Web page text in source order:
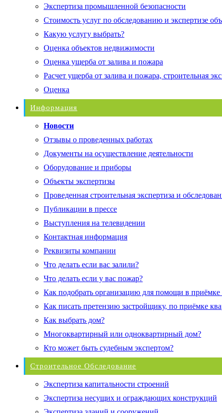
Экспертиза промышленной безопасности
Стоимость услуг по обследованию и экспертизе
Какую услугу выбрать?
Оценка объектов недвижимости
Оценка ущерба от залива и пожара
Расчет ущерба от залива и пожара, строительная
Оценка
Информация
Новости
Отзывы о проведенных работах
Документы на осуществление деятельности
Оборудование и приборы
Объекты экспертизы
Проведенная строительная экспертиза и
Публикации в прессе
Выступления на телевидении
Контактная информация
Реквизиты компании
Что делать если вас залили?
Что делать если у вас пожар?
Как подобрать организацию для помощи в приёмке
Как писать претензию застройщику, по приёмке
Как выбрать дом?
Многоквартирный или одноквартирный дом?
Кто может быть судебным экспертом?
Строительное Обследование
Экспертиза капитальности строений
Экспертиза несущих и ограждающих конструкций